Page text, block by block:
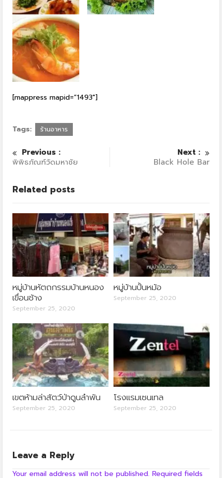
[mappress mapid=”1493″]
Tags: ร้านอาหาร
Previous :
พิพิธภัณฑ์วัดมหาชัย
Next :
Black Hole Bar
Related posts
หมู่บ้านหัตถกรรมบ้านหนอง
เขื่อนช้าง
September 25, 2020
หมู่บ้านปั้นหม้อ
September 25, 2020
เขตห้ามล่าสัตว์ป่าดูนลำพัน
September 25, 2020
โรงแรมเซนเทล
September 25, 2020
Leave a Reply
Your email address will not be published. Required fields